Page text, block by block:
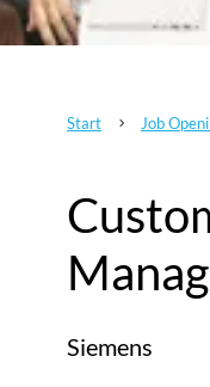
Start 5 Job
Siemens